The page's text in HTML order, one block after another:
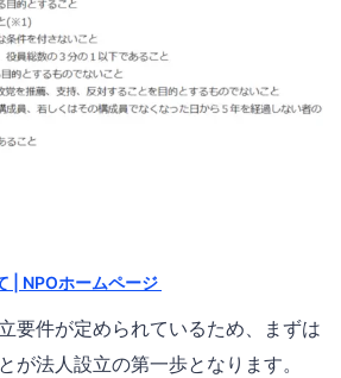
| NPOホームページ
要件が定められているため、まずは
が法人設立の第一歩となります。